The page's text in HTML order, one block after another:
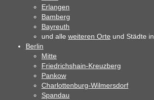
Erlangen
Bamberg
Bayreuth
und alle weiteren Orte und Städte in
Berlin
Mitte
Friedrichshain-Kreuzberg
Pankow
Charlottenburg-Wilmersdorf
Spandau